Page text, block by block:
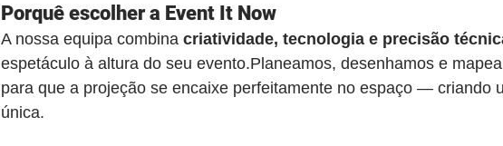
Porquê escolher a Event It Now
A nossa equipa combina criatividade, tecnologia e precisão
espetáculo à altura do seu evento.Planeamos, desenhamos e
para que a projeção se encaixe perfeitamente no espaço — criando
única.